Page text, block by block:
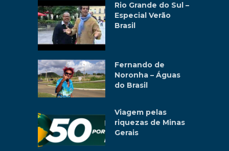
Rio Grande do Sul –
Especial Verão
Brasil
Fernando de
Noronha – Águas
do Brasil
Viagem pelas
riquezas de Minas
Gerais